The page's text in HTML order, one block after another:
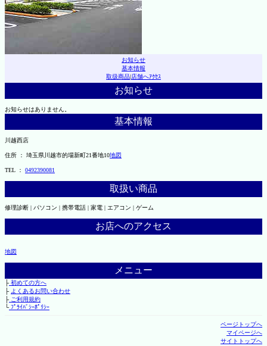
お知らせ
基本情報
取扱商品|店舗へｱｸｾｽ
お知らせ
お知らせはありません。
基本情報
川越西店
住所 ： 埼玉県川越市的場新町21番地10地図
TEL ： 0492390081
取扱い商品
修理診断 | パソコン | 携帯電話 | 家電 | エアコン | ゲーム
お店へのアクセス
地図
メニュー
├初めての方へ
├ よくあるお問い合わせ
├ご利用規約
└ﾌﾟﾗｲﾊﾞｼｰﾎﾟﾘｼｰ
ページトップへ
マイページへ
サイトトップへ